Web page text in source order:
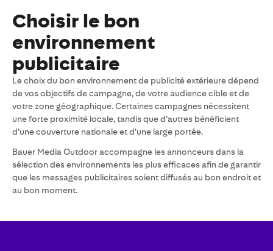
Choisir le bon
environnement
publicitaire
Le choix du bon environnement de publicité extérieure dépend
de vos objectifs de campagne, de votre audience cible et de
votre zone géographique. Certaines campagnes nécessitent
une forte proximité locale, tandis que d’autres bénéficient
d’une couverture nationale et d’une large portée.
Bauer Media Outdoor accompagne les annonceurs dans la
sélection des environnements les plus efficaces afin de garantir
que les messages publicitaires soient diffusés au bon endroit et
au bon moment.